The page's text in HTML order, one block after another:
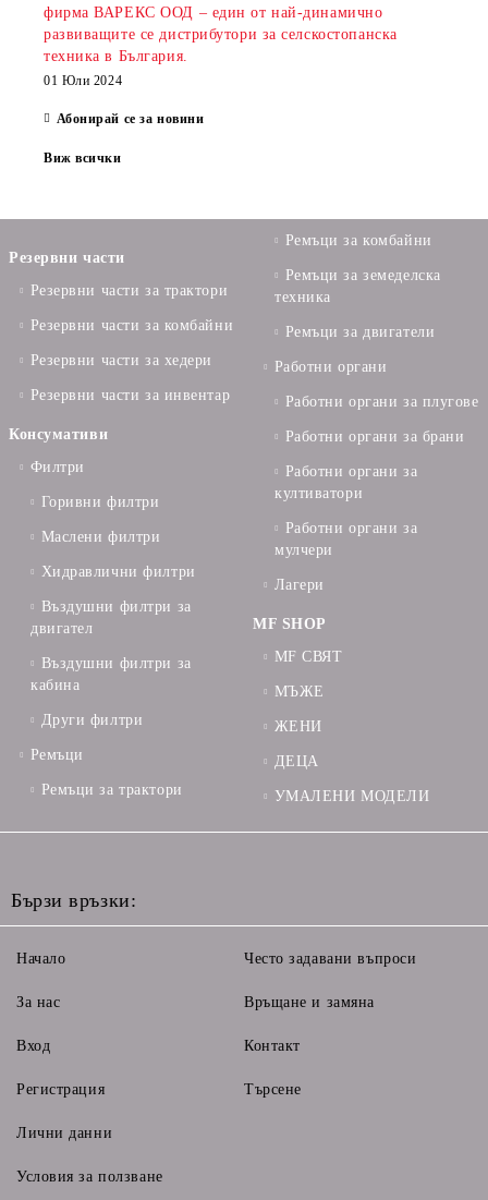
фирма ВАРЕКС ООД – един от най-динамично
развиващите се дистрибутори за селскостопанска
техника в България.
01 Юли 2024
Абонирай се за новини
Виж всички
Резервни части
Резервни части за трактори
Резервни части за комбайни
Резервни части за хедери
Резервни части за инвентар
Консумативи
Филтри
Горивни филтри
Маслени филтри
Хидравлични филтри
Въздушни филтри за
двигател
Въздушни филтри за
кабина
Други филтри
Ремъци
Ремъци за трактори
Ремъци за комбайни
Ремъци за земеделска
техника
Ремъци за двигатели
Работни органи
Работни органи за плугове
Работни органи за брани
Работни органи за
култиватори
Работни органи за
мулчери
Лагери
MF SHOP
MF СВЯТ
МЪЖЕ
ЖЕНИ
ДЕЦА
УМАЛЕНИ МОДЕЛИ
Бързи връзки:
Начало
За нас
Вход
Регистрация
Често задавани въпроси
Връщане и замяна
Контакт
Търсене
Лични данни
Условия за ползване